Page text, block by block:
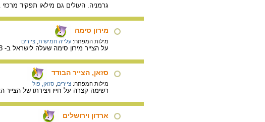
גרמניה. העולים גם מילאו תפקיד
מירון סימה
מילות המפתח: עלייה חמישית ציירים
על הצייר מירון סימה שעלה לישראל ב- 1933 והשתייך לחוג החברתי של האמנים יוצאי גרמניה.
סזאן, הצייר הבודד
מילות המפתח: ציירים סזאן, פול
רשימה קצרה על חייו ויצירתו של הצייר
ארדון וירושלים